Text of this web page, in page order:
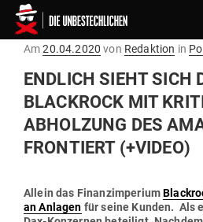
AmGepostet
20.04.2020 von Redaktion in
ENDLICH SIEHT SICH
BLACKROCK MIT
ABHOLZUNG DES
FRON­TIERT (+VIDEO)
Allein das Finanz­im­perium
an Anlagen für seine Kunden. Als